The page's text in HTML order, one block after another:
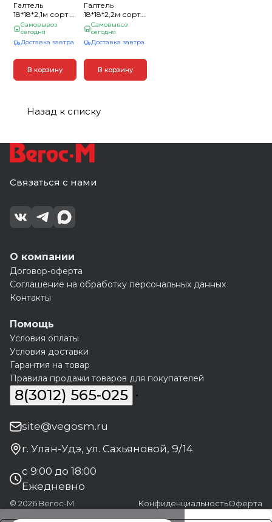
Галтель
18*18*2,1м сорт А
Осина
Самовывоз
сегодня
Доставка завтра
В корзину
Галтель
18*18*2,2м сорт
А Осина
Самовывоз
сегодня
Доставка завтра
В корзину
Назад к списку
Связаться с нами
О компании
Договор-оферта
Соглашение на обработку персональных данных
Контакты
Помощь
Условия оплаты
Условия доставки
Гарантия на товар
Правила продажи товаров для покупателей
8(3012) 565-025
site@vegosm.ru
г. Улан-Удэ, ул. Сахьяновой, 9/14
с 9:00 до 18:00
Ежедневно
© 2026 Вегос-М КонфиденциальностьОферта